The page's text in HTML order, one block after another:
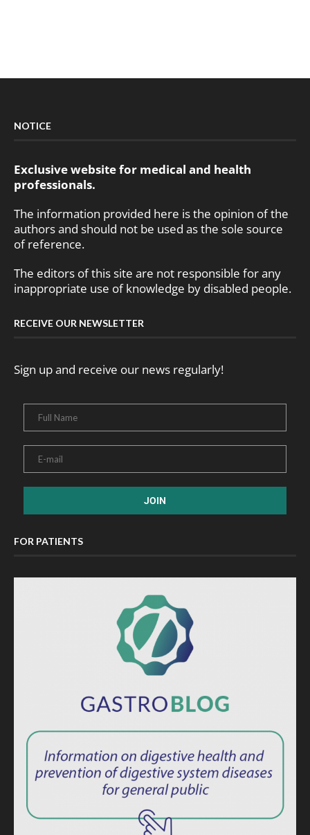
NOTICE
Exclusive website for medical and health
professionals.
The information provided here is the opinion of the
authors and should not be used as the sole source
of reference.
The editors of this site are not responsible for any
inappropriate use of knowledge by disabled people.
RECEIVE OUR NEWSLETTER
Sign up and receive our news regularly!
FOR PATIENTS